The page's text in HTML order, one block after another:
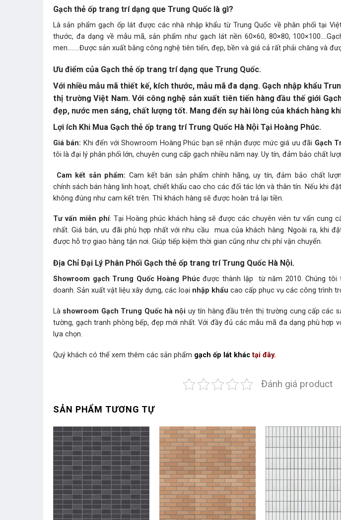
Gạch thẻ ốp trang trí dạng que Trung Quốc là gì?
Là sản phẩm gạch ốp lát được các nhà nhập khẩu từ Trung Quốc về phân phối tại
thước, đa dạng về mẫu mã, sản phẩm như gạch lát nền 60×60, 80×80,
men……..Được sản xuất bằng công nghệ tiên tiến, đẹp, bền và giá cả rất phải chăng và
Ưu điểm của Gạch thẻ ốp trang trí dạng que Trung Quốc.
Với nhiều mẫu mã thiết kế, kích thước, mẫu mã đa dạng. Gạch nhập khẩu
thị trường Việt Nam. Với công nghệ sản xuất tiên tiến hàng đầu thế giới
đẹp, nước men sáng, chất lượng tốt. Mang đến sự hài lòng của khách hàng
Lợi ích Khi Mua Gạch thẻ ốp trang trí Trung Quốc Hà Nội Tại Hoàng Phúc.
Giá bán: Khi đến với Showroom Hoàng Phúc bạn sẽ nhận được mức giá ưu đãi Gạch
tôi là đại lý phân phối lớn, chuyên cung cấp gạch nhiều năm nay. Uy tín, đảm bảo chất
Cam kết sản phẩm: Cam kết bán sản phẩm chính hãng, uy tín, đảm bảo chất
chính sách bán hàng linh hoạt, chiết khấu cao cho các đối tác lớn và thân tín. Nếu khi
không đúng như cam kết trên. Thì khách hàng sẽ được hoàn trả lại tiền.
Tư vấn miễn phí: Tại Hoàng phúc khách hàng sẽ được các chuyên viên tư vấn cung
nhất. Giá bán, ưu đãi phù hợp nhất với nhu cầu mua của khách hàng. Ngoài ra, khi
được hỗ trợ giao hàng tận nơi. Giúp tiếp kiệm thời gian cũng như chi phí vận chuyển.
Địa Chỉ Đại Lý Phân Phối Gạch thẻ ốp trang trí Trung Quốc Hà Nội.
Showroom gạch Trung Quốc Hoàng Phúcđược thành lập từ năm 2010. Chúng tôi
doanh. Sản xuất vật liệu xây dựng, các loại nhập khẩu cao cấp phục vụ các công trình
Là showroom Gạch Trung Quốc hà nội uy tín hàng đầu trên thị trường cung cấp các
tường, gạch tranh phòng bếp, đẹp mới nhất. Với đầy đủ các mẫu mã đa dạng phù hợp
lựa chọn.
Quý khách có thể xem thêm các sản phẩm gạch ốp lát khác tại đây.
Đánh giá product
SẢN PHẨM TƯƠNG TỰ